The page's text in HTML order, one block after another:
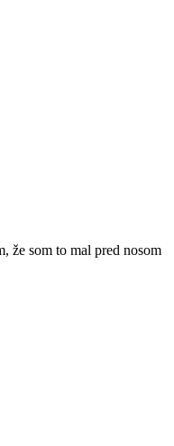
že som to mal pred nosom